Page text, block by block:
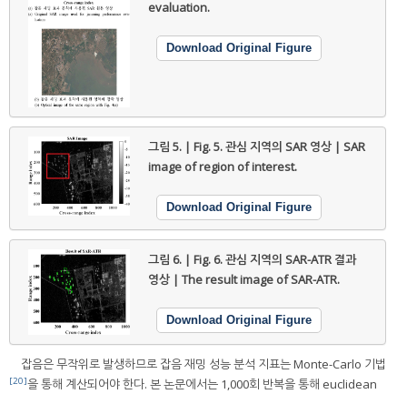
evaluation.
Download Original Figure
그림 5. | Fig. 5.관심 지역의 SAR 영상 | SAR
image of region of interest.
Download Original Figure
그림 6. | Fig. 6.관심 지역의 SAR-ATR 결과
영상 | The result image of SAR-ATR.
Download Original Figure
잡음은 무작위로 발생하므로 잡음 재밍 성능 분석 지표는 Monte-Carlo 기법
[20]을 통해 계산되어야 한다. 본 논문에서는 1,000회 반복을 통해 euclidean